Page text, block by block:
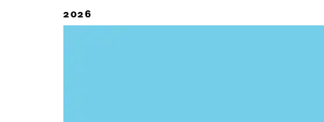
2026